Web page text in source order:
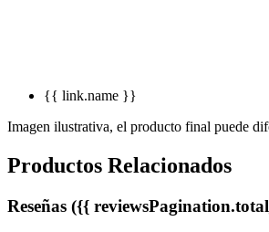
{{ link.name }}
Imagen ilustrativa, el producto final puede
Productos Relacionados
Reseñas ({{